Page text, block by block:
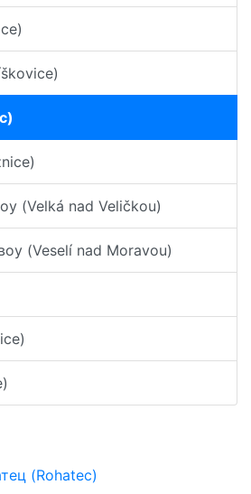
(Velká nad Veličkou)
(Veselí nad Moravou)
(Rohatec)